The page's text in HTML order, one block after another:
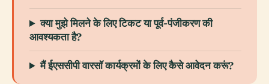
क्या मुझे मिलने के लिए टिकट या पूर्व-पंजीकरण की
आवश्यकता है?
मैं ईएससीपी वारसॉ कार्यक्रमों के लिए कैसे आवेदन करूं?